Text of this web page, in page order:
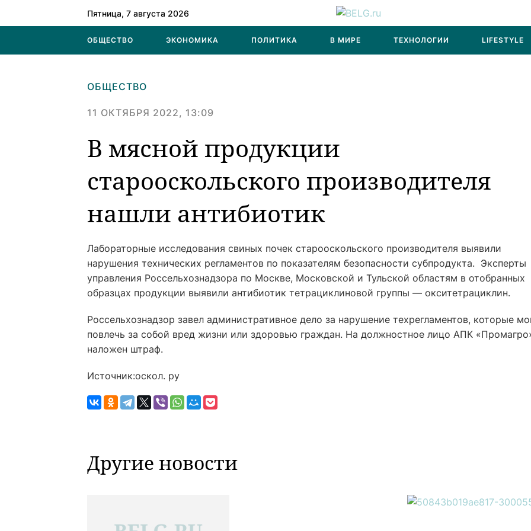
Пятница, 7 августа 2026
ОБЩЕСТВО ЭКОНОМИКА ПОЛИТИКА В МИРЕ ТЕХНОЛОГИИ LIFESTYLE
ОБЩЕСТВО
11 ОКТЯБРЯ 2022, 13:09
В мясной продукции
старооскольского производителя
нашли антибиотик
Лабораторные исследования свиных почек старооскольского производителя выявили
нарушения технических регламентов по показателям безопасности субпродукта. Эксперты
управления Россельхознадзора по Москве, Московской и Тульской областям в отобранных
образцах продукции выявили антибиотик тетрациклиновой группы — окситетрациклин.
Россельхознадзор завел административное дело за нарушение техрегламентов, которые
повлечь за собой вред жизни или здоровью граждан. На должностное лицо АПК
наложен штраф.
Источник:оскол. ру
Другие новости